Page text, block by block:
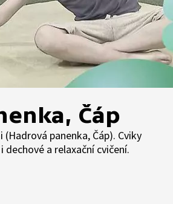
Čáp
panenka, Čáp). Cviky
a relaxační cvičení.